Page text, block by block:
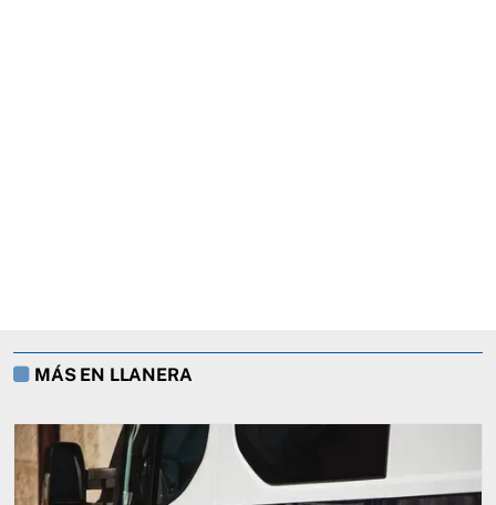
MÁS EN LLANERA